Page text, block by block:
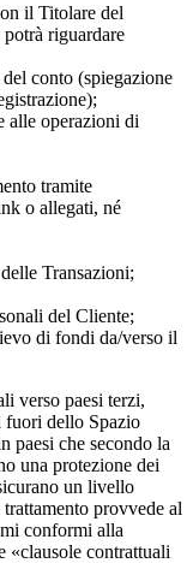
il Titolare del
riguardare
conto (spiegazione
alle operazioni di
tramite
o allegati, né
Transazioni;
del Cliente;
di fondi da/verso il
verso paesi terzi,
fuori dello Spazio
paesi che secondo la
una protezione dei
un livello
provvede al
conformi alla
«clausole contrattuali